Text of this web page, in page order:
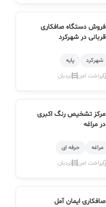
فروش دستگاه صافکاری
قربانی در شهرکرد
شهركرد
پایه
پراخت امن
نردبان
مرکز تشخیص رنگ اکبری
در مراغه
مراغه
حرفه ای
پراخت امن
نردبان
صافکاری ایمان آمل